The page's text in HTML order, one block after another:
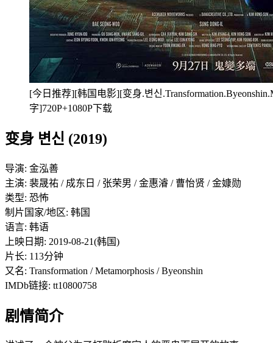
[今日推荐][韩国电影][变身.변신
字]720P+1080P下载
变身 변신 (2019)
导演: 金泓善
主演: 裴晟祐 / 成东日 / 张荣男 / 金惠濬 / 曹怡贤 / 金嫝勋
类型: 恐怖
制片国家/地区: 韩国
语言: 韩语
上映日期: 2019-08-21(韩国)
片长: 113分钟
又名: Transformation / Metamorphosis / Byeonshin
IMDb链接: tt10800758
剧情简介